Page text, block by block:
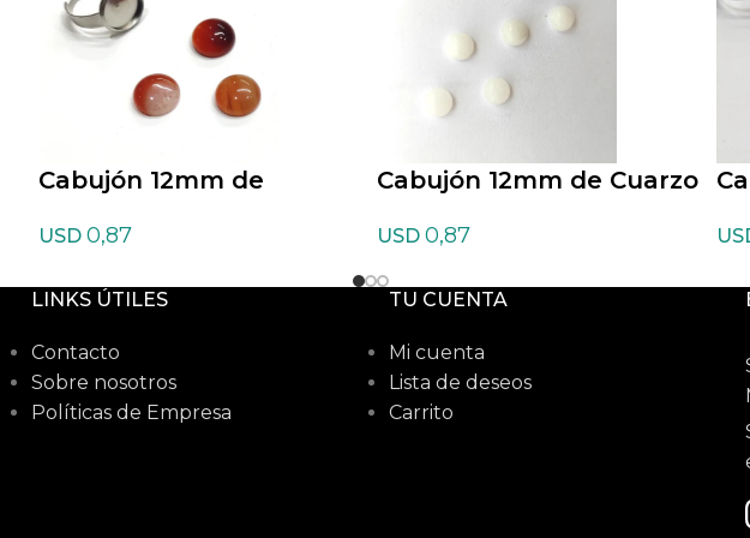
Cabujón 12mm de
USD 0,87
Cabujón 12mm de Cuarzo
USD 0,87
LINKS ÚTILES
Contacto
Sobre nosotros
Políticas de Empresa
TU CUENTA
Mi cuenta
Lista de deseos
Carrito